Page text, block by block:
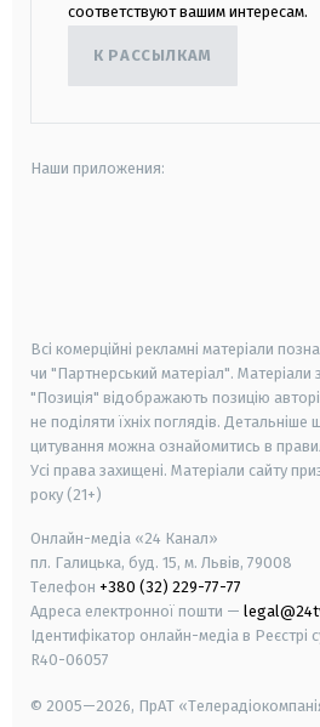
соответствуют вашим интересам.
К РАССЫЛКАМ
Наши приложения:
Всі комерційні рекламні матеріали
чи "Партнерський матеріал". Матеріали
"Позиція" відображають позицію
не поділяти їхніх поглядів.
цитування можна ознайомитись в
Усі права захищені. Матеріали сайту
року (21+)
Онлайн-медіа «24 Канал»
пл. Галицька, буд. 15, м. Львів, 79008
Телефон +380 (32) 229-77-77
Адреса електронної пошти —
Ідентифікатор онлайн-медіа в Реєстрі
R40-06057
© 2005—2026, ПрАТ